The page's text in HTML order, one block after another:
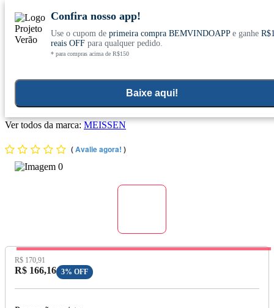
Conheça nosso site novo! E comemore com 0
Confira nosso app!
Use o cupom de primeira compra BEMVINDOAPPe ganhe
reais OFFpara qualquer pedido.
* para compras acima de R$150
Baixe aqui!
Ver todos da marca: MEISSEN
(Avalie agora! )
Preço Original:
R$ 170,91
Preço com Desconto:
R$ 166,16 3% OFF